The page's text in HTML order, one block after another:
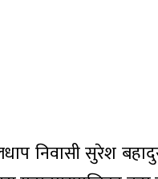
निवासी सुरेश